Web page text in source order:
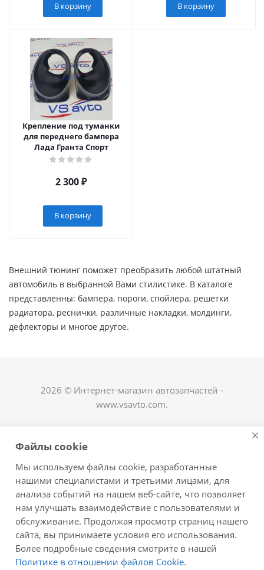
В корзину В корзину
Крепление под туманки
для переднего бампера
Лада Гранта Спорт
2 300₽
В корзину
Внешний тюнинг поможет преобразить любой штатный
автомобиль в выбранной Вами стилистике. В каталоге
представленны: бампера, пороги, спойлера, решетки
радиатора, реснички, различные накладки, молдинги,
дефлекторы и многое другое. ​
2026 © Интернет-магазин автозапчастей -
www.vsavto.com.
+7 (8482) 622-122 avtovs@yandex.ru
г. Тольятти, ул. Офицерская 14, ГСК "Пламя", 4
этаж, офис 476
Оставайтесь на связи
Файлы cookie
Мы используем файлы cookie, разработанные
нашими специалистами и третьими лицами, для
анализа событий на нашем веб-сайте, что позволяет
нам улучшать взаимодействие с пользователями и
обслуживание. Продолжая просмотр страниц нашего
сайта, вы принимаете условия его использования.
Более подробные сведения смотрите в нашей
Политике в отношении файлов Cookie.